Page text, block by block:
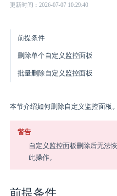
更新时间：2026-07-07 10:29:40
前提条件
删除单个自定义监控面板
批量删除自定义监控面板
本节介绍如何删除自定义监控面板。
警告
自定义监控面板删除后无法
此操作。
前提条件